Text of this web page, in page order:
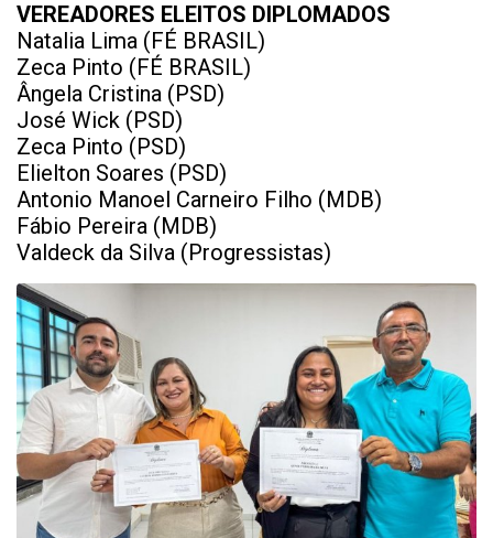
VEREADORES ELEITOS DIPLOMADOS
Natalia Lima (FÉ BRASIL)
Zeca Pinto (FÉ BRASIL)
Ângela Cristina (PSD)
José Wick (PSD)
Zeca Pinto (PSD)
Elielton Soares (PSD)
Antonio Manoel Carneiro Filho (MDB)
Fábio Pereira (MDB)
Valdeck da Silva (Progressistas)